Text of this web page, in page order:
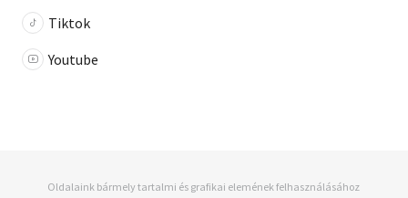
Tiktok
Youtube
Oldalaink bármely tartalmi és grafikai elemének felhasználásához